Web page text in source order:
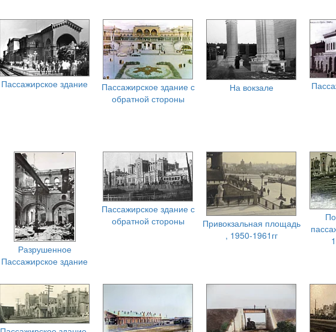
Пассажирское здание
Пассажирское здание с
обратной стороны
На вокзале
Разрушенное
Пассажирское здание
Пассажирское здание с
обратной стороны
Привокзальная площадь
, 1950-1961гг